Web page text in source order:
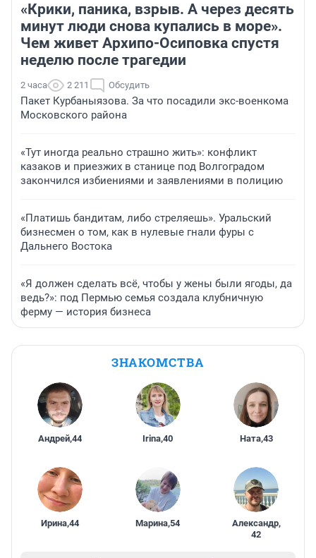
«Крики, паника, взрыв. А через десять
минут люди снова купались в море».
Чем живет Архипо-Осиповка спустя
неделю после трагедии
2 часа 2 211 Обсудить
Пакет Курбаныязова. За что посадили экс-военкома
Московского района
«Тут иногда реально страшно жить»: конфликт
казаков и приезжих в станице под Волгоградом
закончился избиениями и заявлениями в полицию
«Платишь бандитам, либо стреляешь». Уральский
бизнесмен о том, как в нулевые гнали фуры с
Дальнего Востока
«Я должен сделать всё, чтобы у жены были ягоды, да
ведь?»: под Пермью семья создала клубничную
ферму — история бизнеса
ЗНАКОМСТВА
Андрей,44 Irina,40 Ната,43
Ирина,44 Марина,54 Александр,
42